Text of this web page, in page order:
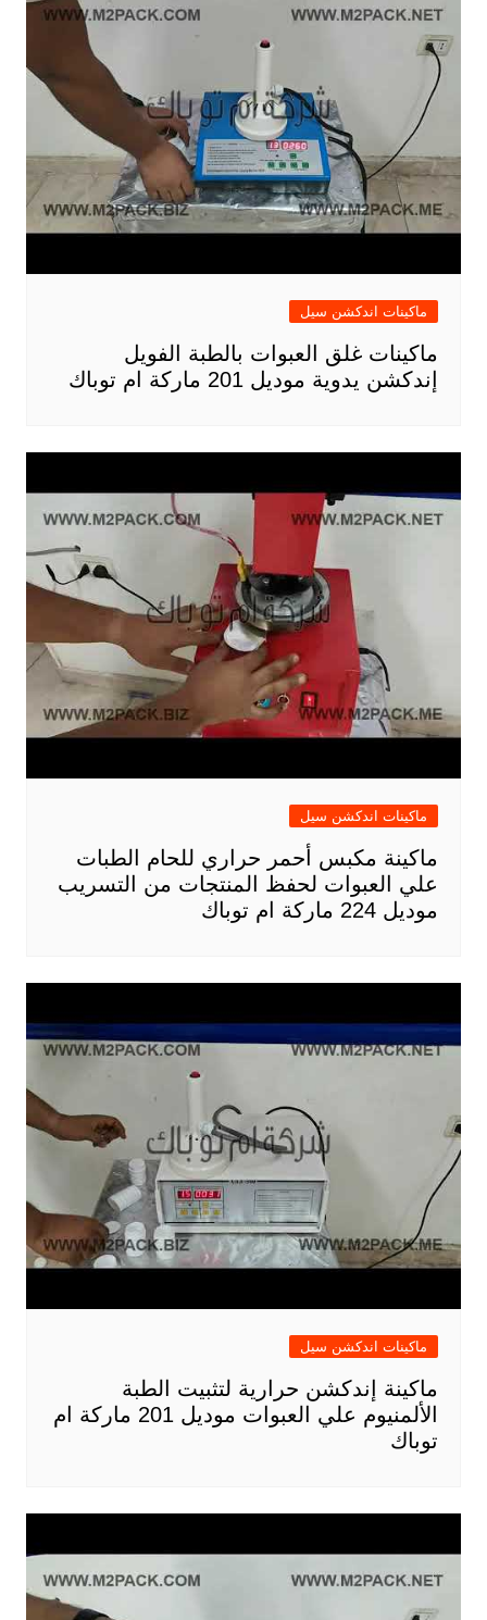
ماكينات اندكشن سيل
ماكينات غلق العبوات بالطبة الفويل
إندكشن يدوية موديل 201 ماركة ام توباك
ماكينات اندكشن سيل
ماكينة مكبس أحمر حراري للحام الطبات
علي العبوات لحفظ المنتجات من التسريب
موديل 224 ماركة ام توباك
ماكينات اندكشن سيل
ماكينة إندكشن حرارية لتثبيت الطبة
الألمنيوم علي العبوات موديل 201 ماركة ام
توباك